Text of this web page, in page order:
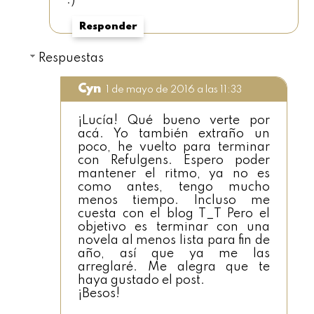
Responder
Respuestas
Cyn 1 de mayo de 2016 a las 11:33
¡Lucía! Qué bueno verte por
acá. Yo también extraño un
poco, he vuelto para terminar
con Refulgens. Espero poder
mantener el ritmo, ya no es
como antes, tengo mucho
menos tiempo. Incluso me
cuesta con el blog T_T Pero el
objetivo es terminar con una
novela al menos lista para fin de
año, así que ya me las
arreglaré. Me alegra que te
haya gustado el post.
¡Besos!